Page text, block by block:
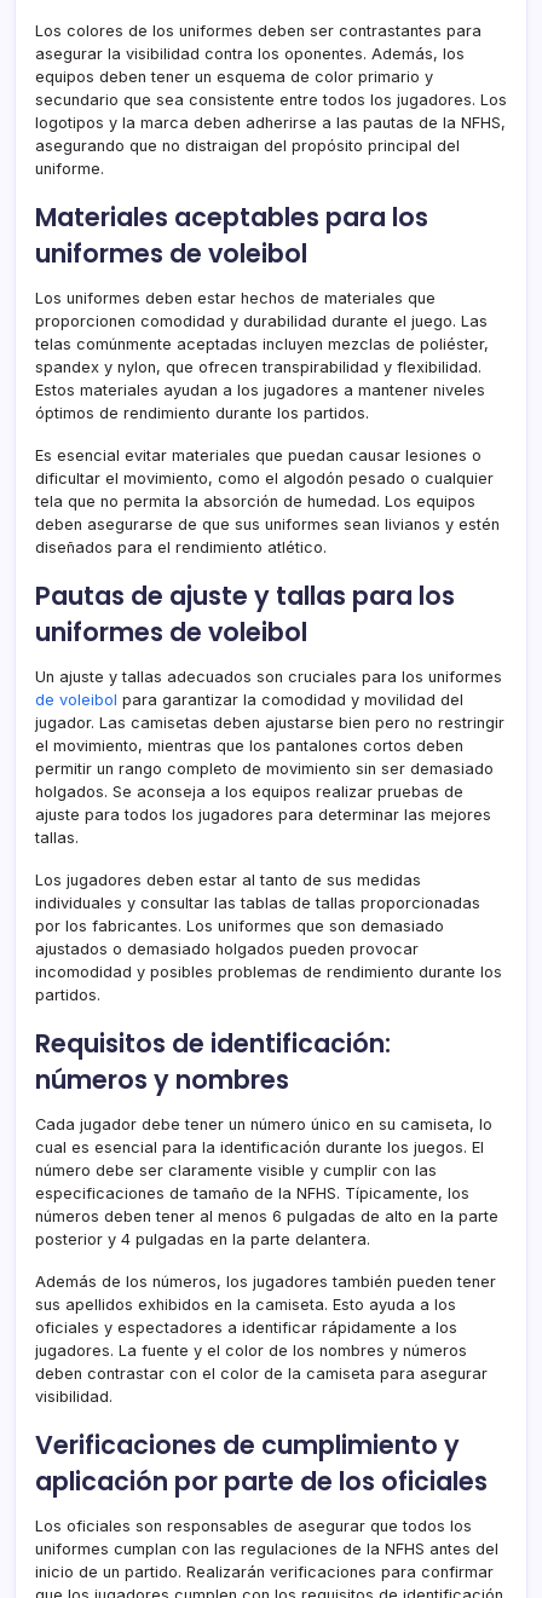
Los colores de los uniformes deben ser contrastantes para
asegurar la visibilidad contra los oponentes. Además, los
equipos deben tener un esquema de color primario y
secundario que sea consistente entre todos los jugadores. Los
logotipos y la marca deben adherirse a las pautas de la NFHS,
asegurando que no distraigan del propósito principal del
uniforme.
Materiales aceptables para los
uniformes de voleibol
Los uniformes deben estar hechos de materiales que
proporcionen comodidad y durabilidad durante el juego. Las
telas comúnmente aceptadas incluyen mezclas de poliéster,
spandex y nylon, que ofrecen transpirabilidad y flexibilidad.
Estos materiales ayudan a los jugadores a mantener niveles
óptimos de rendimiento durante los partidos.
Es esencial evitar materiales que puedan causar lesiones o
dificultar el movimiento, como el algodón pesado o cualquier
tela que no permita la absorción de humedad. Los equipos
deben asegurarse de que sus uniformes sean livianos y estén
diseñados para el rendimiento atlético.
Pautas de ajuste y tallas para los
uniformes de voleibol
Un ajuste y tallas adecuados son cruciales para los uniformes
de voleibol para garantizar la comodidad y movilidad del
jugador. Las camisetas deben ajustarse bien pero no restringir
el movimiento, mientras que los pantalones cortos deben
permitir un rango completo de movimiento sin ser demasiado
holgados. Se aconseja a los equipos realizar pruebas de
ajuste para todos los jugadores para determinar las mejores
tallas.
Los jugadores deben estar al tanto de sus medidas
individuales y consultar las tablas de tallas proporcionadas
por los fabricantes. Los uniformes que son demasiado
ajustados o demasiado holgados pueden provocar
incomodidad y posibles problemas de rendimiento durante los
partidos.
Requisitos de identificación:
números y nombres
Cada jugador debe tener un número único en su camiseta, lo
cual es esencial para la identificación durante los juegos. El
número debe ser claramente visible y cumplir con las
especificaciones de tamaño de la NFHS. Típicamente, los
números deben tener al menos 6 pulgadas de alto en la parte
posterior y 4 pulgadas en la parte delantera.
Además de los números, los jugadores también pueden tener
sus apellidos exhibidos en la camiseta. Esto ayuda a los
oficiales y espectadores a identificar rápidamente a los
jugadores. La fuente y el color de los nombres y números
deben contrastar con el color de la camiseta para asegurar
visibilidad.
Verificaciones de cumplimiento y
aplicación por parte de los oficiales
Los oficiales son responsables de asegurar que todos los
uniformes cumplan con las regulaciones de la NFHS antes del
inicio de un partido. Realizarán verificaciones para confirmar